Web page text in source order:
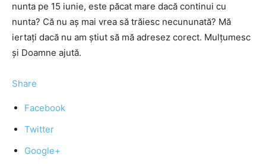
nunta pe 15 iunie, este păcat mare dacă continui cu
nunta? Că nu aş mai vrea să trăiesc necununată? Mă
iertaţi dacă nu am ştiut să mă adresez corect. Mulţumesc
şi Doamne ajută.
Share
Facebook
Twitter
Google+